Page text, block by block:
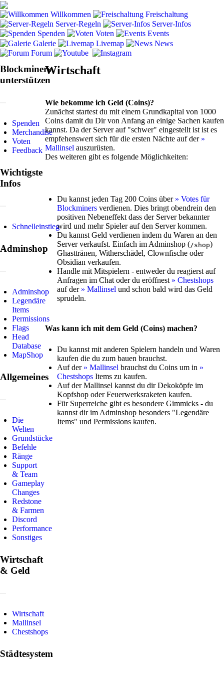
Willkommen
Freischaltung
Server-Regeln
Server-Infos
Spenden
Voten
Events
Galerie
Livemap
News
Forum
Blockminers
unterstützen
Spenden
Merchandise
Voten
Feedback
Wichtigste
Infos
Schnelleinstieg
Adminshop
Adminshop
Legendäre
Items
Permissions
Flags
Head
Database
MapShop
Allgemeines
Die
Welten
Grundstücke
Befehle
Ränge
Support
& Team
Gameplay
Changes
Redstone
& Farmen
Discord
Performance
Sonstiges
Wirtschaft
& Geld
Wirtschaft
Mallinsel
Chestshops
Städtesystem
Wirtschaft
Wie bekomme ich Geld (Coins)?
Zunächst startest du mit einem Grundkapital von 1000
Coins damit du Dir von Anfang an einige Sachen kaufen
kannst. Da der Server auf "schwer" eingestellt ist ist es
empfehenswert sich für die ersten Nächte auf der »
Mallinsel auszurüsten.
Des weiteren gibt es folgende Möglichkeiten:
Du kannst jeden Tag 200 Coins über » Votes für
Blockminersverdienen. Dies bringt obendrein den
positiven Nebeneffekt dass der Server bekannter
wird und mehr Spieler auf den Server kommen.
Du kannst Geld verdienen indem du Waren an den
Server verkaufst. Einfach im Adminshop (/shop)
Ghasttränen, Witherschädel, Clownfische oder
Obsidian verkaufen.
Handle mit Mitspielern - entweder du reagierst auf
Anfragen im Chat oder du eröffnest » Chestshops
auf der » Mallinsel und schon bald wird das Geld
sprudeln.
Was kann ich mit dem Geld (Coins) machen?
Du kannst mit anderen Spielern handeln und Waren
kaufen die du zum bauen brauchst.
Auf der » Mallinsel brauchst du Coins um in »
ChestshopsItems zu kaufen.
Auf der Mallinsel kannst du dir Dekoköpfe im
Kopfshop oder Feuerwerksraketen kaufen.
Für Superreiche gibt es besondere Gimmicks - du
kannst dir im Adminshop besonders "Legendäre
Items" und Permissions kaufen.